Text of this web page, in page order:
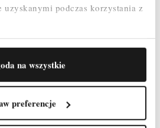
podczas korzystania z
na wszystkie
preferencje
PRZEGUBOWE